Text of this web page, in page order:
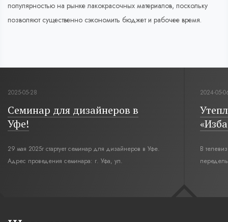
популярностью на рынке лакокрасочных материалов, поскольку
позволяют существенно сэкономить бюджет и рабочее время.
2024-05-06
Утепление мансарды в проекте
«Изба из будущего»
В телевизионной передаче «Дачный ответ» на НТВ
переделывают мансарду. Стилистическим
2024-03-
Герметик
Color